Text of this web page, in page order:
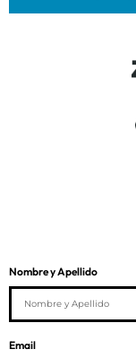
Nombre y Apellido
Email